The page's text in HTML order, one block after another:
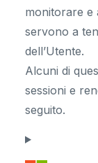
monitorare e
servono a
dell’Utente.
Alcuni di
sessioni e
seguito.